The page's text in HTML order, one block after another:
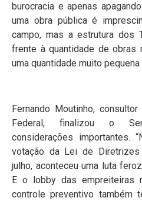
burocracia e apenas
uma obra pública é
campo, mas a estrutura dos
frente à quantidade de obras
uma quantidade muito
Fernando Moutinho,
Federal, finalizou o
considerações importantes.
votação da Lei de Diretrizes
julho, aconteceu uma luta
E o lobby das empreiteiras
controle preventivo também